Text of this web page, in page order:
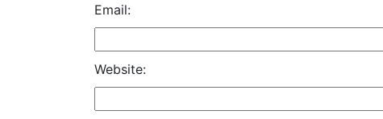
Email:
Website: